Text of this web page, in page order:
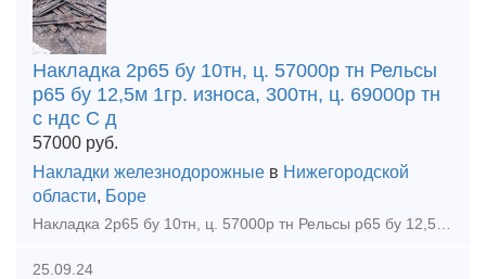
Накладка 2р65 бу 10тн, ц. 57000р тн Рельсы
р65 бу 12,5м 1гр. износа, 300тн, ц. 69000р тн
с ндс С д
57000 руб.
Накладки железнодорожные в Нижегородской
области, Боре
Накладка 2р65 бу 10тн, ц. 57000р тн Рельсы р65 бу 12,5м 1гр. износа, 300тн, ц. 69000р тн с ндс С доставкой цена договорная. Покупаем любые материалы ВСП, вагонные запчасти во всех регионах РФ
25.09.24